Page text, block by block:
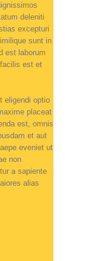
deleniti
excepturi
sunt in
est laborum
est et
eligendi optio
placeat
est, omnis
et aut
eveniet ut
non
a sapiente
alias